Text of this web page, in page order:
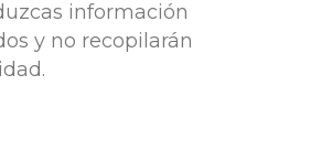
información
y no recopilarán